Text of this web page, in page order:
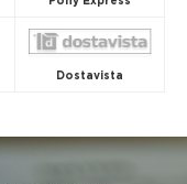
Dostavista